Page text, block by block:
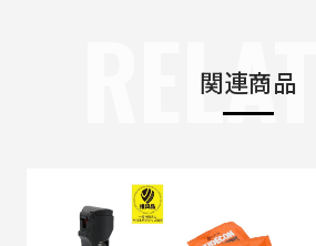
関連商品